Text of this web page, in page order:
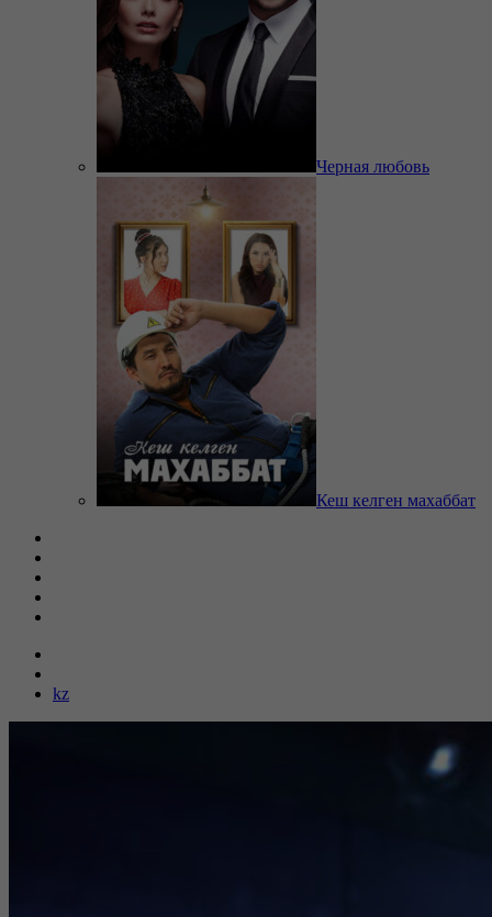
Черная любовь
Кеш келген махаббат
kz